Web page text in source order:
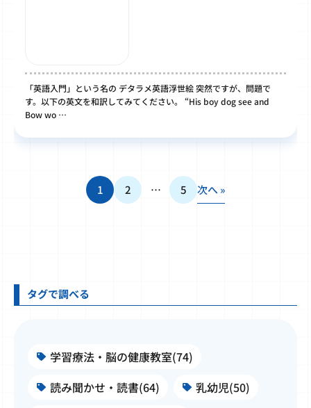
「英語入門」という名の デタラメ英語浮世絵 突然ですが、問題で
す。以下の英文を和訳してみてください。 “His boy dog see and
Bow wo …
1 2 … 5 次へ »
タグで調べる
学習療法・脳の健康教室(74)
読み聞かせ・読書(64)
乳幼児(50)